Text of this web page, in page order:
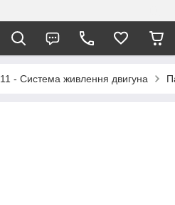
11 - Система живлення двигуна